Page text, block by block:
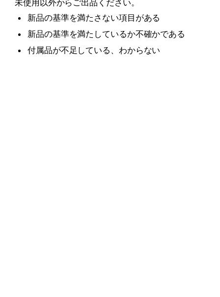
未使用以外からご出品ください。
新品の基準を満たさない項目がある
新品の基準を満たしているか不確かである
付属品が不足している、わからない